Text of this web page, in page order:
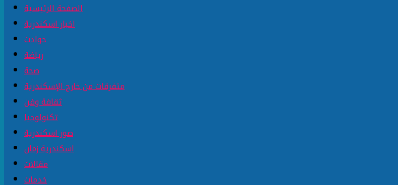
الصفحة الرئيسية
اخبار اسكندرية
حوادث
رياضة
صحة
متفرقات من خارج الإسكندرية
ثقافة وفن
تكنولوجيا
صور اسكندرية
اسكندرية زمان
مقالات
خدمات